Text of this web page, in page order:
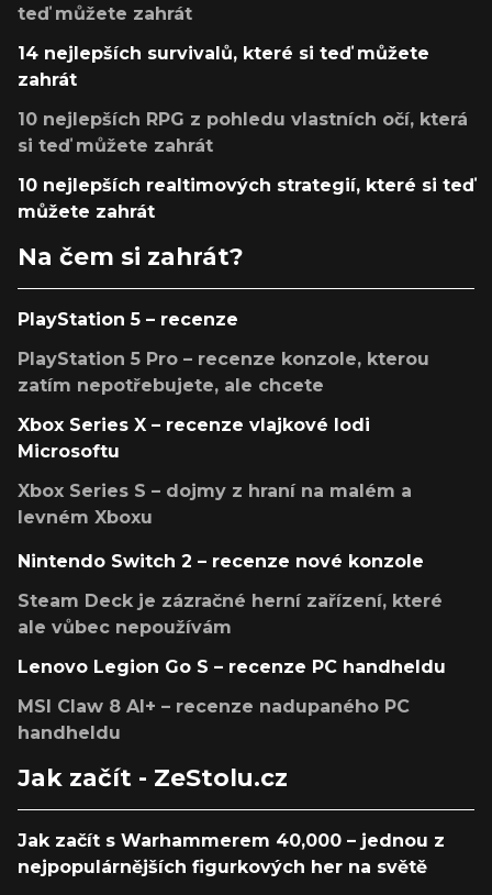
teď můžete zahrát
14 nejlepších survivalů, které si teď můžete
zahrát
10 nejlepších RPG z pohledu vlastních očí, která
si teď můžete zahrát
10 nejlepších realtimových strategií, které si teď
můžete zahrát
Na čem si zahrát?
PlayStation 5 – recenze
PlayStation 5 Pro – recenze konzole, kterou
zatím nepotřebujete, ale chcete
Xbox Series X – recenze vlajkové lodi
Microsoftu
Xbox Series S – dojmy z hraní na malém a
levném Xboxu
Nintendo Switch 2 – recenze nové konzole
Steam Deck je zázračné herní zařízení, které
ale vůbec nepoužívám
Lenovo Legion Go S – recenze PC handheldu
MSI Claw 8 AI+ – recenze nadupaného PC
handheldu
Jak začít - ZeStolu.cz
Jak začít s Warhammerem 40,000 – jednou z
nejpopulárnějších figurkových her na světě